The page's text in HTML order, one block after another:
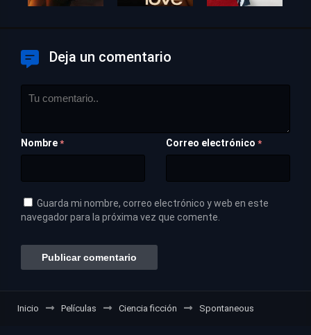
Deja un comentario
Nombre * Correo electrónico *
Guarda mi nombre, correo electrónico y web en este
navegador para la próxima vez que comente.
Inicio Películas Ciencia ficción Spontaneous